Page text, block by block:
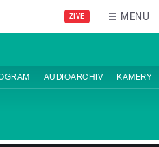
ŽIVĚ MENU
AUDIOARCHIV KAMERY